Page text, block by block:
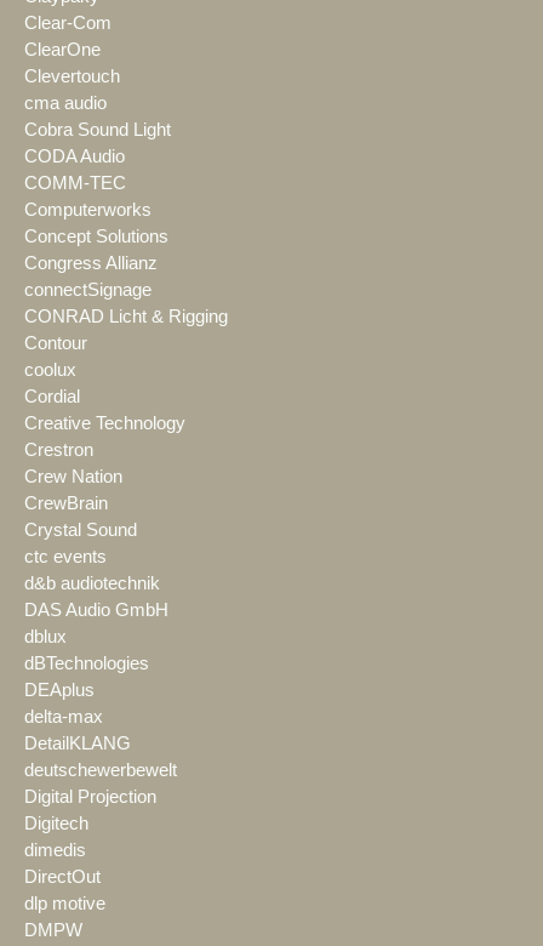
Clear-Com
ClearOne
Clevertouch
cma audio
Cobra Sound Light
CODA Audio
COMM-TEC
Computerworks
Concept Solutions
Congress Allianz
connectSignage
CONRAD Licht & Rigging
Contour
coolux
Cordial
Creative Technology
Crestron
Crew Nation
CrewBrain
Crystal Sound
ctc events
d&b audiotechnik
DAS Audio GmbH
dblux
dBTechnologies
DEAplus
delta-max
DetailKLANG
deutschewerbewelt
Digital Projection
Digitech
dimedis
DirectOut
dlp motive
DMPW